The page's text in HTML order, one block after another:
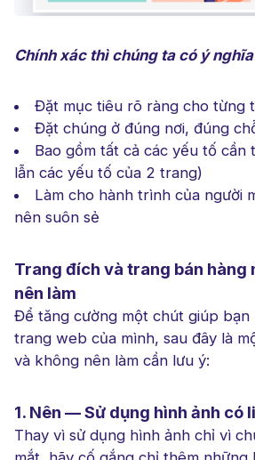
Chính xác thì chúng ta có ý
Đặt mục tiêu rõ ràng cho từng
Đặt chúng ở đúng nơi, đúng
Bao gồm tất cả các yếu tố
lẫn các yếu tố của 2 trang)
Làm cho hành trình của người
nên suôn sẻ
Trang đích và trang bán hàng
nên làm
Để tăng cường một chút giúp bạn
trang web của mình, sau đây là
và không nên làm cần lưu ý:
1. Nên — Sử dụng hình ảnh có
Thay vì sử dụng hình ảnh chỉ vì